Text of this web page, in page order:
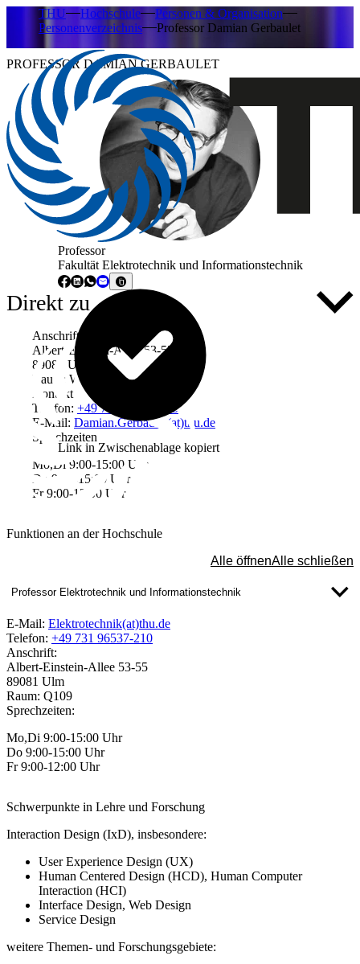
THU Hochschule
Personen & Organisation
Personenverzeichnis
Professor Damian Gerbaulet
PROFESSOR DAMIAN GERBAULET
Professor
Fakultät Elektrotechnik und Informationstechnik
Link in Zwischenablage kopiert
Direkt zu ...
Anschrift
Albert-Einstein-Allee 53-55
89081 Ulm
Raum: W2401
Kontakt
Telefon: +49 731 96537-413
E-Mail: Damian.Gerbaulet(at)thu.de
Sprechzeiten
Mo,Di 9:00-15:00 Uhr
Do 9:00-15:00 Uhr
Fr 9:00-12:00 Uhr
Funktionen an der Hochschule
Alle öffnenAlle schließen
Professor Elektrotechnik und Informationstechnik
E-Mail: Elektrotechnik(at)thu.de
Telefon: +49 731 96537-210
Anschrift:
Albert-Einstein-Allee 53-55
89081 Ulm
Raum: Q109
Sprechzeiten:
Mo,Di 9:00-15:00 Uhr
Do 9:00-15:00 Uhr
Fr 9:00-12:00 Uhr
Schwerpunkte in Lehre und Forschung
Interaction Design (IxD), insbesondere:
User Experience Design (UX)
Human Centered Design (HCD), Human Computer
Interaction (HCI)
Interface Design, Web Design
Service Design
weitere Themen- und Forschungsgebiete: